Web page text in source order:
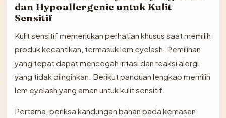
dan Hypoallergenic untuk Kulit
Sensitif
Kulit sensitif memerlukan perhatian khusus saat memilih
produk kecantikan, termasuk lem eyelash. Pemilihan
yang tepat dapat mencegah iritasi dan reaksi alergi
yang tidak diinginkan. Berikut panduan lengkap memilih
lem eyelash yang aman untuk kulit sensitif.
Pertama, periksa kandungan bahan pada kemasan